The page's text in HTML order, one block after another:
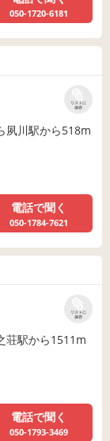
050-1720-6181
リストに
保存
夙川駅から518m
電話で聞く
050-1784-7621
リストに
保存
荘駅から1511m
電話で聞く
050-1793-3469